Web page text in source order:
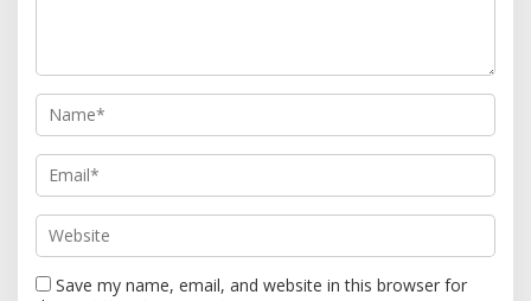
Save my name, email, and website in this browser for